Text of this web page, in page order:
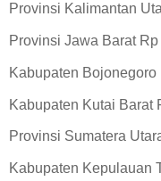
Provinsi Kalimantan
Provinsi Jawa Barat
Kabupaten Bojonegoro
Kabupaten Kutai Barat
Provinsi Sumatera
Kabupaten Kepulauan